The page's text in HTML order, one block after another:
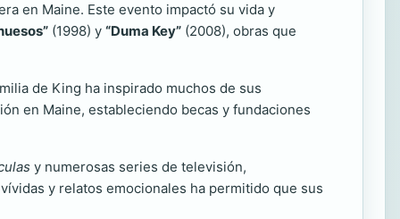
en Maine. Este evento impactó su vida y
(1998) y “Duma Key” (2008), obras que
de King ha inspirado muchos de sus
en Maine, estableciendo becas y fundaciones
y numerosas series de televisión,
y relatos emocionales ha permitido que sus